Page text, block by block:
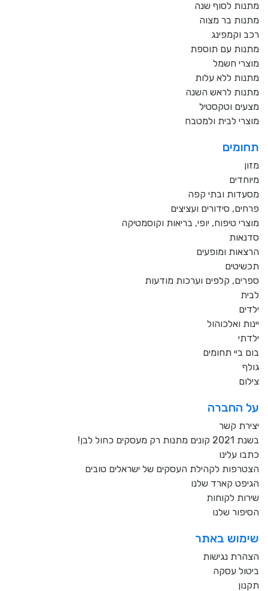
מתנות לסוף שנה
מתנות בר מצוה
רכב וקמפינג
מתנות עם תוספת
מוצרי חשמל
מתנות ללא עלות
מתנות לראש השנה
מצעים וטקסטיל
מוצרי לבית ולמטבח
תחומים
מזון
מיוחדים
מסעדות ובתי קפה
פרחים, סידורים ועציצים
מוצרי טיפוח, יופי, בריאות וקוסמטיקה
סדנאות
הרצאות ומופעים
תכשיטים
ספרים, קלפים וערכות מודעות
לבית
ילדים
יינות ואלכוהול
ילדתי
בום ביי תחומים
גולף
צילום
על החברה
יצירת קשר
בשנת 2021 קונים מתנות רק מעסקים כחול לבן!
כתבו עלינו
הצטרפות לקהילת העסקים של ישראלים טובים
הגיפט קארד שלנו
שירות לקוחות
הסיפור שלנו
שימוש באתר
הצהרת נגישות
ביטול עסקה
תקנון